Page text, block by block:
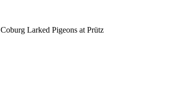
Coburg Larked Pigeons at Prütz